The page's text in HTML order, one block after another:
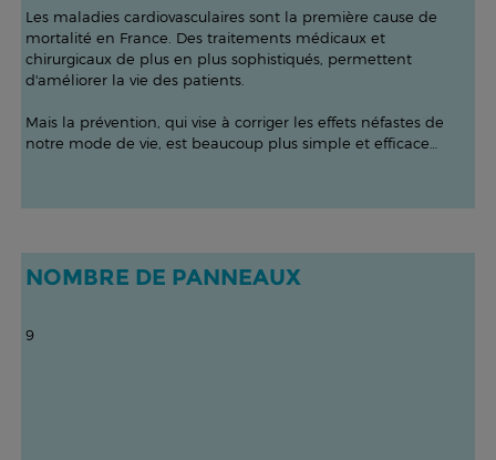
Les maladies cardiovasculaires sont la première cause de
mortalité en France. Des traitements médicaux et
chirurgicaux de plus en plus sophistiqués, permettent
d'améliorer la vie des patients.
Mais la prévention, qui vise à corriger les effets néfastes de
notre mode de vie, est beaucoup plus simple et efficace…
NOMBRE DE PANNEAUX
9